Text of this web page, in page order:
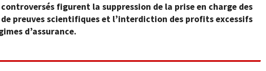
figurent la suppression de la prise en charge des
preuves scientifiques et l’interdiction des profits excessifs
d’assurance.